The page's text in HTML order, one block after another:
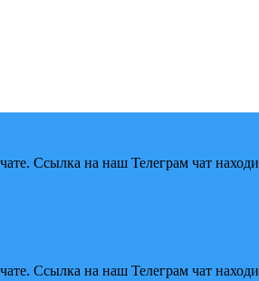
Ссылка на наш Телеграм чат
Ссылка на наш Телеграм чат